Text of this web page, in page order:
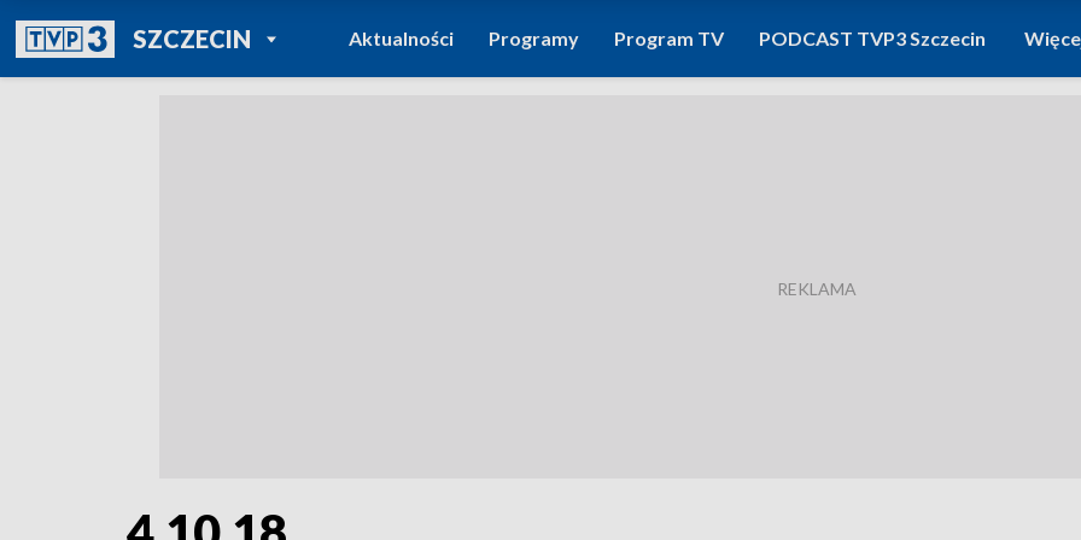
SZCZECINPOWRÓT DO
TVP REGIONY
Aktualności Programy Program TV PODCAST TVP3 Szczecin